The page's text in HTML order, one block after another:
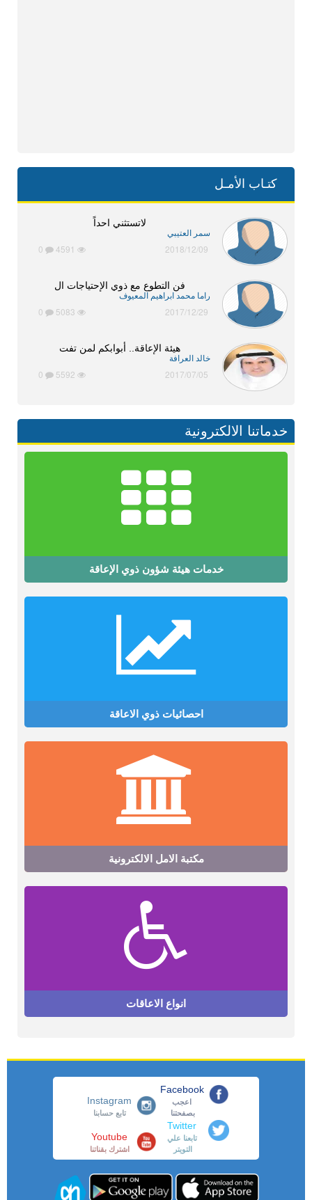
كتـاب الأمـل
لاتستثني احداً
سمر العتيبي
2018/12/09
فن التطوع مع ذوي الإحتياجات ال
راما محمد ابراهيم المعيوف
2017/12/29
هيئة الإعاقة.. أبوابكم لمن تفت
خالد العرافة
2017/07/05
خدماتنا الالكترونية
خدمات هيئة شؤون ذوي الإعاقة
احصائيات ذوي الاعاقة
مكتبة الامل الالكترونية
انواع الاعاقات
Facebook
اعجب
بصفحتنا
Instagram
تابع حسابنا
Twitter
تابعنا علي
التويتر
Youtube
اشترك بقناتنا